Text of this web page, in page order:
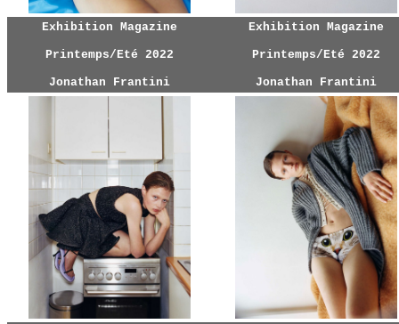
Exhibition Magazine
Printemps/Eté 2022
Jonathan Frantini
Exhibition Magazine
Printemps/Eté 2022
Jonathan Frantini